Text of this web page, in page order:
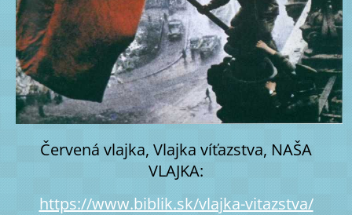
Červená vlajka, Vlajka víťazstva, NAŠA
VLAJKA:
https://www.biblik.sk/vlajka-vitazstva/